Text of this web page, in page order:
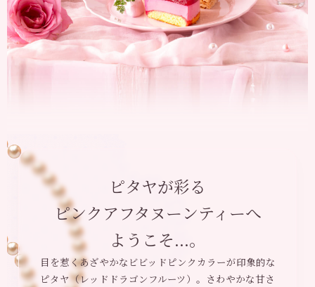
ピタヤが彩る
ピンクアフタヌーンティーへ
ようこそ...。
目を惹くあざやかなビビッドピンクカラーが印象的な
ピタヤ（レッドドラゴンフルーツ）。さわやかな甘さ